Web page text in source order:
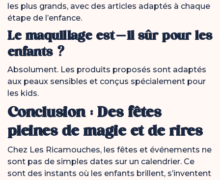
les plus grands, avec des articles adaptés à chaque
étape de l’enfance.
Le maquillage est-il sûr pour les
enfants ?
Absolument. Les produits proposés sont adaptés
aux peaux sensibles et conçus spécialement pour
les kids.
Conclusion : Des fêtes
pleines de magie et de rires
Chez Les Ricamouches, les fêtes et événements ne
sont pas de simples dates sur un calendrier. Ce
sont des instants où les enfants brillent, s’inventent